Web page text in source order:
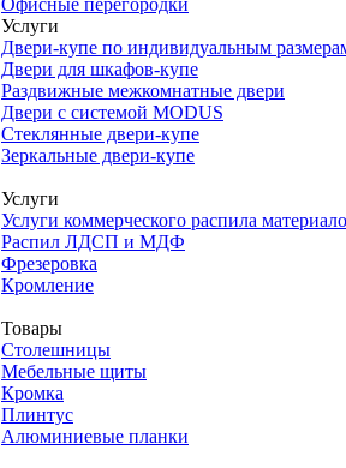
Офисные перегородки
Услуги
Двери-купе по индивидуальным
Двери для шкафов-купе
Раздвижные межкомнатные двери
Двери с системой MODUS
Стеклянные двери-купе
Зеркальные двери-купе
Услуги
Услуги коммерческого распила
Распил ЛДСП и МДФ
Фрезеровка
Кромление
Товары
Столешницы
Мебельные щиты
Кромка
Плинтус
Алюминиевые планки